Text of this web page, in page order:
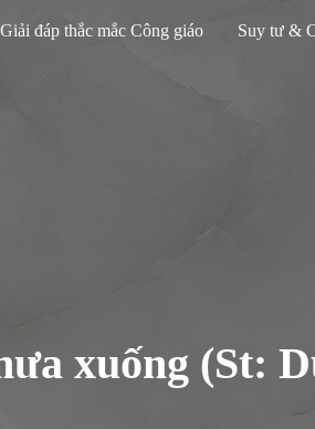
Giải đáp thắc mắc Công giáo Suy tư &
xuống (St: